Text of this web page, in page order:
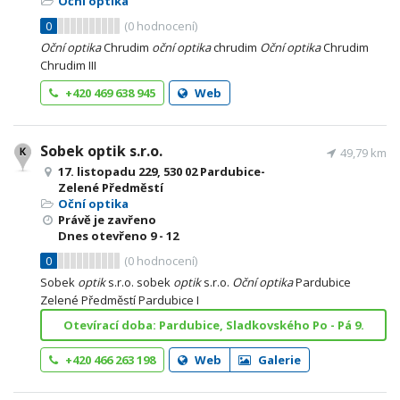
0
(0 hodnocení)
Oční optikaChrudim oční optikachrudim Oční optikaChrudim
Chrudim III
+420 469 638 945
Web
Sobek optik s.r.o.
17. listopadu 229, 530 02 Pardubice-
Zelené Předměstí
Oční optika
Právě je zavřeno
Dnes otevřeno 9 - 12
0
(0 hodnocení)
49,79 km
Sobek optiks.r.o. sobek optiks.r.o. Oční optikaPardubice
Zelené Předměstí Pardubice I
Otevírací doba: Pardubice, Sladkovského Po - Pá 9.
+420 466 263 198 Web Galerie